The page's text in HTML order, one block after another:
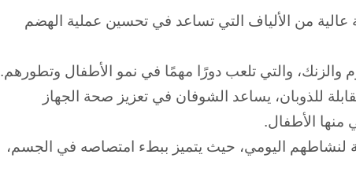
من الألياف التي تساعد في تحسين عملية الهضم
والزنك، والتي تلعب دورًا مهمًا في نمو الأطفال وتطورهم.
للذوبان، يساعد الشوفان في تعزيز صحة الجهاز
منها الأطفال.
لنشاطهم اليومي، حيث يتميز ببطء امتصاصه في الجسم،